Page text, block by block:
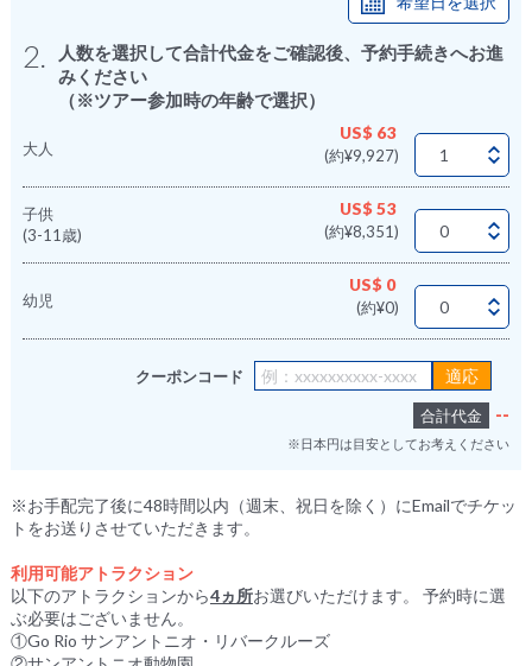
2.
人数を選択して合計代金をご確認後、予約手続きへお進
みください
（※ツアー参加時の年齢で選択）
大人
US$ 63
(約¥9,927)
子供
(3-11歳)
US$ 53
(約¥8,351)
幼児
US$ 0
(約¥0)
クーポンコード
合計代金 --
※日本円は目安としてお考えください
※お手配完了後に48時間以内（週末、祝日を除く）にEmailでチケッ
トをお送りさせていただきます。
利用可能アトラクション
以下のアトラクションから4ヵ所お選びいただけます。 予約時に選
ぶ必要はございません。
①Go Rio サンアントニオ・リバークルーズ